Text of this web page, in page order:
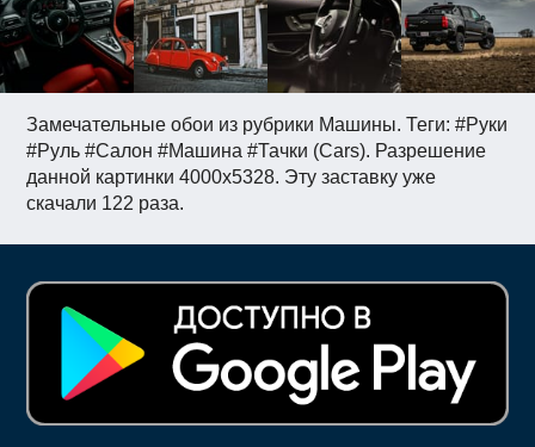
Замечательные обои из рубрики Машины. Теги: #Руки
#Руль #Салон #Машина #Тачки (Cars). Разрешение
данной картинки 4000x5328. Эту заставку уже
скачали 122 раза.